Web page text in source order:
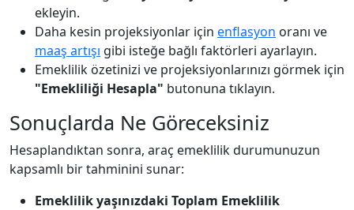
ekleyin.
Daha kesin projeksiyonlar için enflasyon oranı ve
maaş artışı gibi isteğe bağlı faktörleri ayarlayın.
Emeklilik özetinizi ve projeksiyonlarınızı görmek için
"Emekliliği Hesapla" butonuna tıklayın.
Sonuçlarda Ne Göreceksiniz
Hesaplandıktan sonra, araç emeklilik durumunuzun
kapsamlı bir tahminini sunar:
Emeklilik yaşınızdaki Toplam Emeklilik